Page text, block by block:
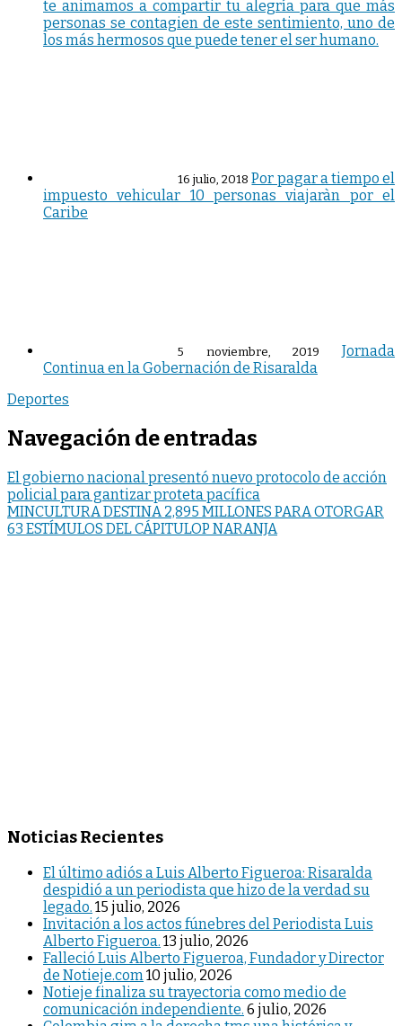
te animamos a compartir tu alegría para que más
personas se contagien de este sentimiento, uno de
los más hermosos que puede tener el ser humano.
16 julio, 2018 Por pagar a tiempo el
impuesto vehicular 10 personas viajaràn por el
Caribe
5 noviembre, 2019
Jornada
Continua en la Gobernación de Risaralda
Deportes
Navegación de entradas
El gobierno nacional presentó nuevo protocolo de acción
policial para gantizar proteta pacífica
MINCULTURA DESTINA 2,895 MILLONES PARA OTORGAR
63 ESTÍMULOS DEL CÁPITULOP NARANJA
Noticias Recientes
El último adiós a Luis Alberto Figueroa: Risaralda
despidió a un periodista que hizo de la verdad su
legado. 15 julio, 2026
Invitación a los actos fúnebres del Periodista Luis
Alberto Figueroa. 13 julio, 2026
Falleció Luis Alberto Figueroa, Fundador y Director
de Notieje.com 10 julio, 2026
Notieje finaliza su trayectoria como medio de
comunicación independiente. 6 julio, 2026